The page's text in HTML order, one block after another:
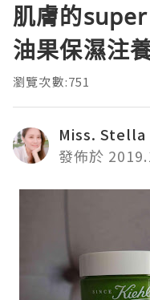
肌膚的
油果保濕注
瀏覽次數:751
Miss. Stella
發佈於